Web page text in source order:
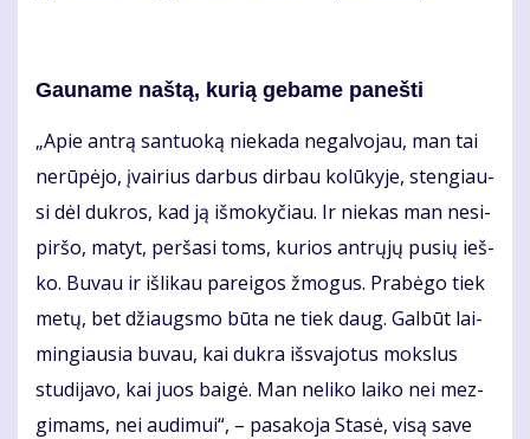
Gau­na­me naš­tą, ku­rią ge­ba­me pa­neš­ti
„Apie an­trą san­tuo­ką nie­ka­da ne­gal­vo­jau, man tai
ne­rū­pė­jo, įvai­rius dar­bus dir­bau ko­lū­ky­je, sten­giau­
si dėl duk­ros, kad ją iš­mo­ky­čiau. Ir nie­kas man ne­si­
pir­šo, ma­tyt, per­ša­si toms, ku­rios ant­rų­jų pu­sių ieš­
ko. Bu­vau ir iš­li­kau pa­rei­gos žmo­gus. Pra­bė­go tiek
me­tų, bet džiaugs­mo bū­ta ne tiek daug. Gal­būt lai­
min­giau­sia bu­vau, kai duk­ra iš­sva­jo­tus moks­lus
stu­di­ja­vo, kai juos bai­gė. Man ne­li­ko lai­ko nei mez­
gi­mams, nei au­di­mui“, – pa­sa­ko­ja Sta­sė, vi­są sa­ve